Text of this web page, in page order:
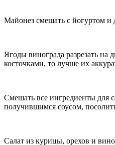
Майонез смешать с йогуртом и
Ягоды винограда разрезать на
косточками, то лучше их
Смешать все ингредиенты для
получившимся соусом,
Салат из курицы, орехов и